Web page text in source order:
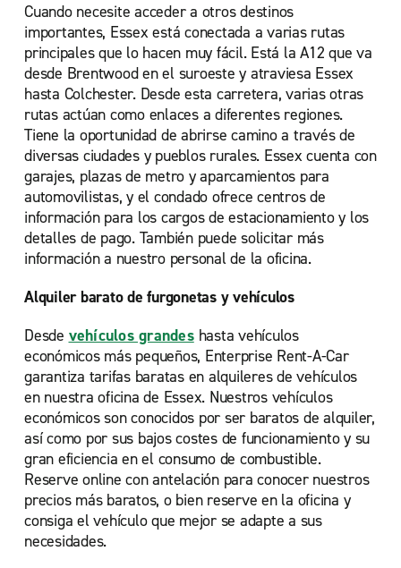
Cuando necesite acceder a otros destinos
importantes, Essex está conectada a varias rutas
principales que lo hacen muy fácil. Está la A12 que va
desde Brentwood en el suroeste y atraviesa Essex
hasta Colchester. Desde esta carretera, varias otras
rutas actúan como enlaces a diferentes regiones.
Tiene la oportunidad de abrirse camino a través de
diversas ciudades y pueblos rurales. Essex cuenta con
garajes, plazas de metro y aparcamientos para
automovilistas, y el condado ofrece centros de
información para los cargos de estacionamiento y los
detalles de pago. También puede solicitar más
información a nuestro personal de la oficina.
Alquiler barato de furgonetas y vehículos
Desde vehículos grandeshasta vehículos
económicos más pequeños, Enterprise Rent-A-Car
garantiza tarifas baratas en alquileres de vehículos
en nuestra oficina de Essex. Nuestros vehículos
económicos son conocidos por ser baratos de alquiler,
así como por sus bajos costes de funcionamiento y su
gran eficiencia en el consumo de combustible.
Reserve online con antelación para conocer nuestros
precios más baratos, o bien reserve en la oficina y
consiga el vehículo que mejor se adapte a sus
necesidades.